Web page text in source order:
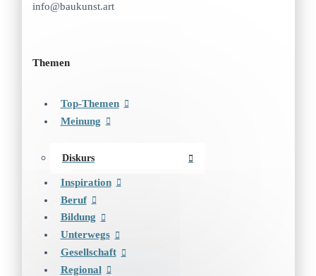
info@baukunst.art
Themen
Top-Themen
Meinung
Diskurs
Inspiration
Beruf
Bildung
Unterwegs
Gesellschaft
Regional